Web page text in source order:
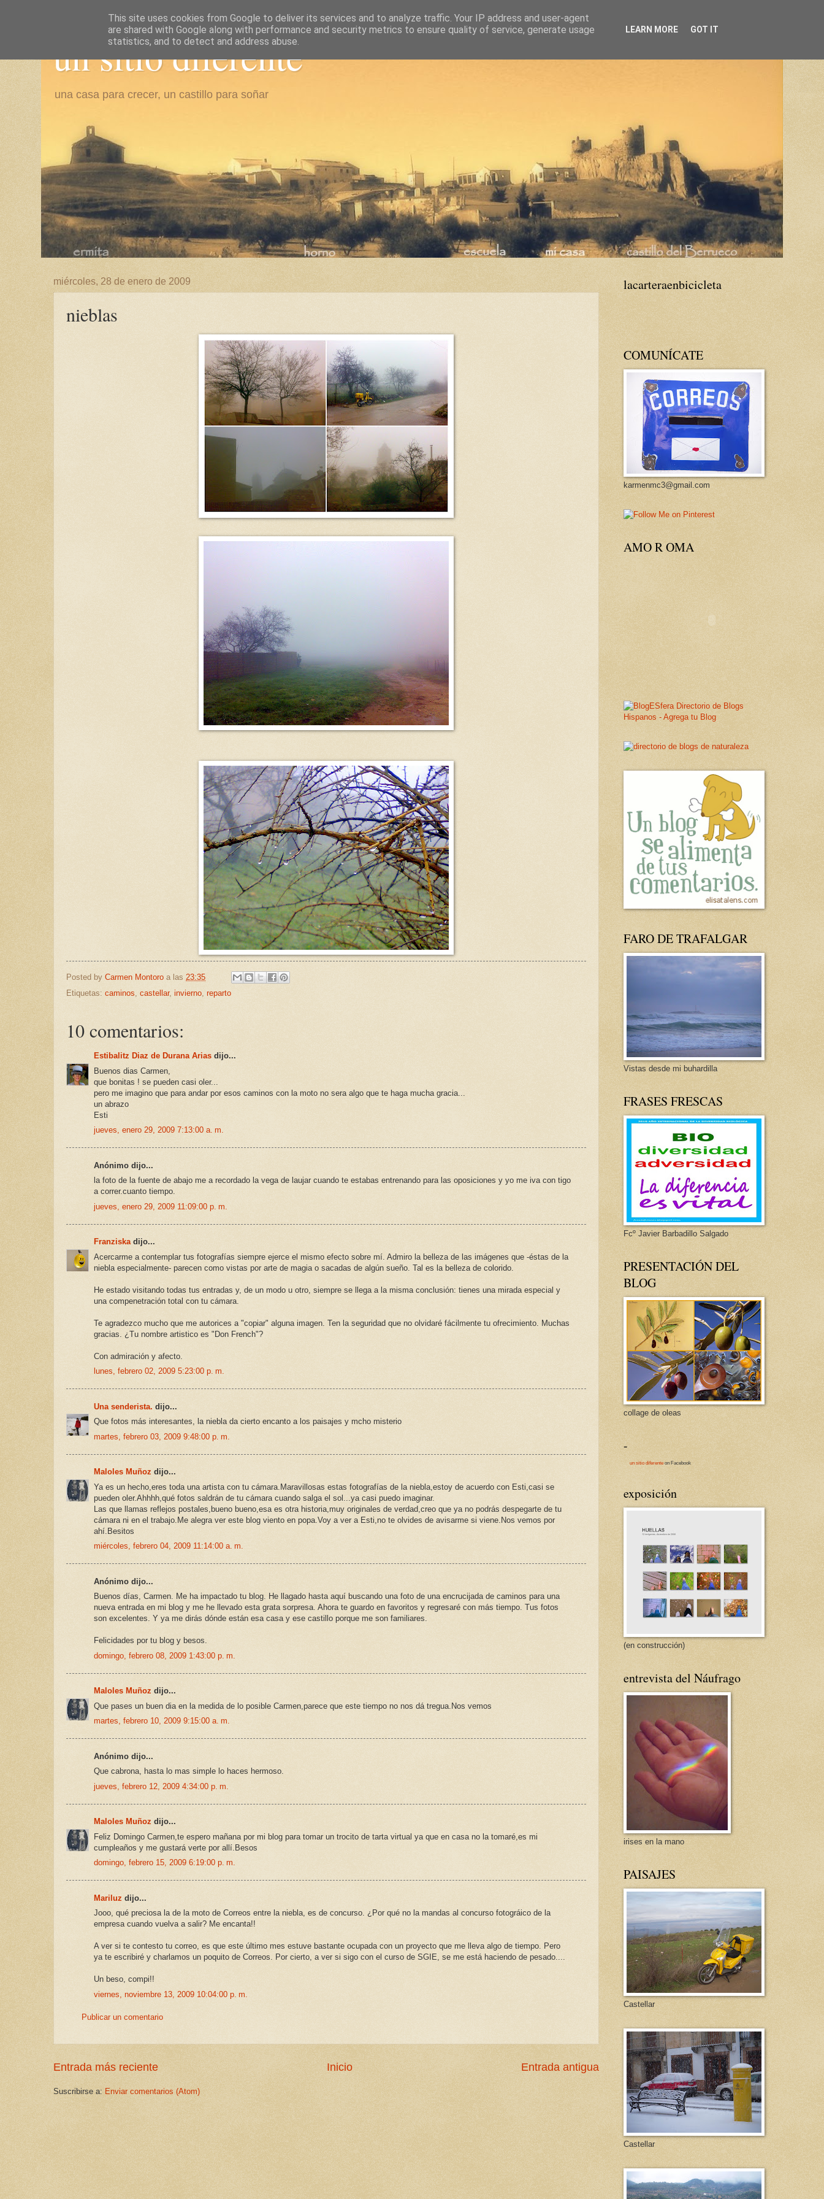
un sitio diferente
una casa para crecer, un castillo para soñar
miércoles, 28 de enero de 2009
nieblas
Posted by Carmen Montoro a las 23:35
Etiquetas: caminos, castellar, invierno, reparto
10 comentarios:
Estibalitz Diaz de Durana Arias dijo...
Buenos dias Carmen,
que bonitas ! se pueden casi oler...
pero me imagino que para andar por esos caminos con la moto no sera algo que te haga mucha gracia...
un abrazo
Esti
jueves, enero 29, 2009 7:13:00 a. m.
Anónimo dijo...
la foto de la fuente de abajo me a recordado la vega de laujar cuando te estabas entrenando para las oposiciones y yo me iva con tigo
a correr.cuanto tiempo.
jueves, enero 29, 2009 11:09:00 p. m.
Franziskadijo...
Acercarme a contemplar tus fotografías siempre ejerce el mismo efecto sobre mí. Admiro la belleza de las imágenes que -éstas de la
niebla especialmente- parecen como vistas por arte de magia o sacadas de algún sueño. Tal es la belleza de colorido.
He estado visitando todas tus entradas y, de un modo u otro, siempre se llega a la misma conclusión: tienes una mirada especial y
una compenetración total con tu cámara.
Te agradezco mucho que me autorices a "copiar" alguna imagen. Ten la seguridad que no olvidaré fácilmente tu ofrecimiento. Muchas
gracias. ¿Tu nombre artistico es "Don French"?
Con admiración y afecto.
lunes, febrero 02, 2009 5:23:00 p. m.
Una senderista. dijo...
Que fotos más interesantes, la niebla da cierto encanto a los paisajes y mcho misterio
martes, febrero 03, 2009 9:48:00 p. m.
Maloles Muñoz dijo...
Ya es un hecho,eres toda una artista con tu cámara.Maravillosas estas fotografías de la niebla,estoy de acuerdo con Esti,casi se
pueden oler.Ahhhh,qué fotos saldrán de tu cámara cuando salga el sol...ya casi puedo imaginar.
Las que llamas reflejos postales,bueno bueno,esa es otra historia,muy originales de verdad,creo que ya no podrás despegarte de tu
cámara ni en el trabajo.Me alegra ver este blog viento en popa.Voy a ver a Esti,no te olvides de avisarme si viene.Nos vemos por
ahí.Besitos
miércoles, febrero 04, 2009 11:14:00 a. m.
Anónimo dijo...
Buenos días, Carmen. Me ha impactado tu blog. He llagado hasta aquí buscando una foto de una encrucijada de caminos para una
nueva entrada en mi blog y me he llevado esta grata sorpresa. Ahora te guardo en favoritos y regresaré con más tiempo. Tus fotos
son excelentes. Y ya me dirás dónde están esa casa y ese castillo porque me son familiares.
Felicidades por tu blog y besos.
domingo, febrero 08, 2009 1:43:00 p. m.
Maloles Muñoz dijo...
Que pases un buen dia en la medida de lo posible Carmen,parece que este tiempo no nos dá tregua.Nos vemos
martes, febrero 10, 2009 9:15:00 a. m.
Anónimo dijo...
Que cabrona, hasta lo mas simple lo haces hermoso.
jueves, febrero 12, 2009 4:34:00 p. m.
Maloles Muñoz dijo...
Feliz Domingo Carmen,te espero mañana por mi blog para tomar un trocito de tarta virtual ya que en casa no la tomaré,es mi
cumpleaños y me gustará verte por allí.Besos
domingo, febrero 15, 2009 6:19:00 p. m.
Mariluz dijo...
Jooo, qué preciosa la de la moto de Correos entre la niebla, es de concurso. ¿Por qué no la mandas al concurso fotográico de la
empresa cuando vuelva a salir? Me encanta!!
A ver si te contesto tu correo, es que este último mes estuve bastante ocupada con un proyecto que me lleva algo de tiempo. Pero
ya te escribiré y charlamos un poquito de Correos. Por cierto, a ver si sigo con el curso de SGIE, se me está haciendo de pesado....
Un beso, compi!!
viernes, noviembre 13, 2009 10:04:00 p. m.
Publicar un comentario
Entrada más reciente Entrada antigua
Inicio
Suscribirse a: Enviar comentarios (Atom)
lacarteraenbicicleta
COMUNÍCATE
karmenmc3@gmail.com
AMO R OMA
FARO DE TRAFALGAR
Vistas desde mi buhardilla
FRASES FRESCAS
Fcº Javier Barbadillo Salgado
PRESENTACIÓN DEL
BLOG
collage de oleas
-
un sitio diferente on Facebook
exposición
(en construcción)
entrevista del Náufrago
irises en la mano
PAISAJES
Castellar
Castellar
This site uses cookies from Google to deliver its services and to analyze traffic. Your IP address and user-agent
are shared with Google along with performance and security metrics to ensure quality of service, generate usage
statistics, and to detect and address abuse.
LEARN MORE GOT IT